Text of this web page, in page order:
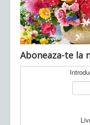
Aboneaza-te la